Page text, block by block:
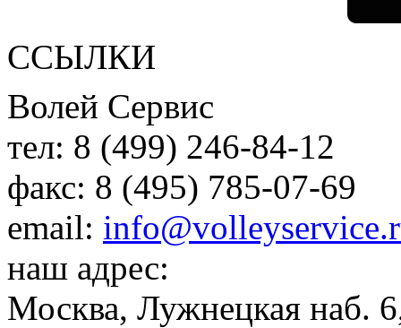
ССЫЛКИ
Волей Сервис
тел: 8 (499) 246-84-12
факс: 8 (495) 785-07-69
email:
наш адрес:
Москва, Лужнецкая наб.